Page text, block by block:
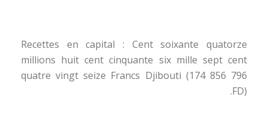
Recettes en capital : Cent soixante quatorze
millions huit cent cinquante six mille sept cent
quatre vingt seize Francs Djibouti (174 856 796
FD).